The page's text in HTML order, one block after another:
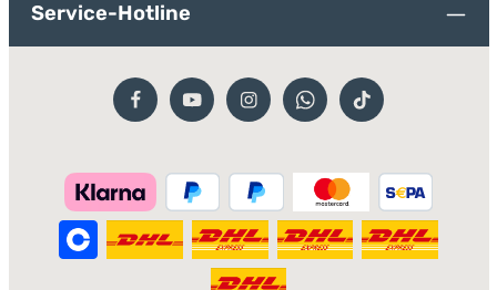
Service-Hotline